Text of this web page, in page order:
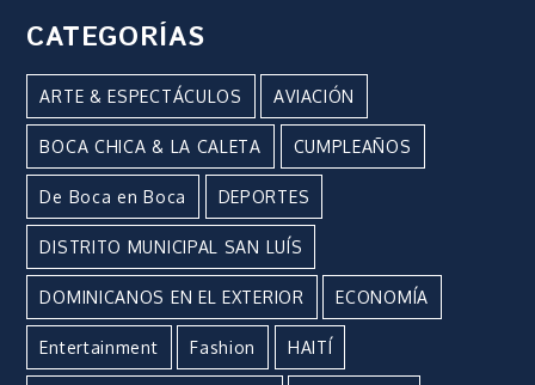
CATEGORÍAS
ARTE & ESPECTÁCULOS AVIACIÓN
BOCA CHICA & LA CALETA CUMPLEAÑOS
De Boca en Boca DEPORTES
DISTRITO MUNICIPAL SAN LUÍS
DOMINICANOS EN EL EXTERIOR ECONOMÍA
Entertainment Fashion HAITÍ